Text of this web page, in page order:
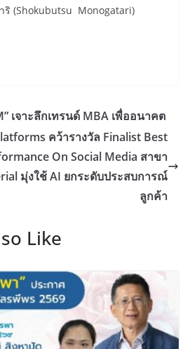
(Shokubutsu Monogatari)
เจาะลึกเทรนด์ MBA เพื่ออนาคต
คว้ารางวัล Finalist Best
On Social Media สาขา
มุ่งใช้ AI ยกระดับประสบการณ์
ลูกค้า
Like